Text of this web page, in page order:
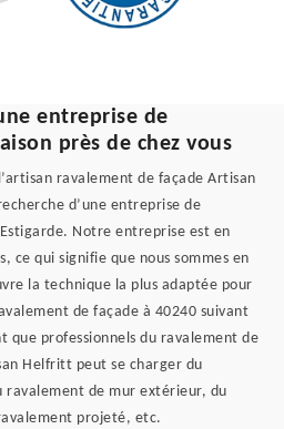
entreprise de
près de chez vous
ravalement de façade Artisan
d’une entreprise de
Notre entreprise est en
ce qui signifie que nous sommes en
la technique la plus adaptée pour
de façade à 40240 suivant
que professionnels du ravalement de
Helfritt peut se charger du
ravalement de mur extérieur, du
projeté, etc.